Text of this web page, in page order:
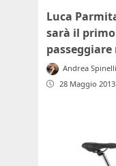
Luca
sarà il
Andrea
28 Maggio 2013